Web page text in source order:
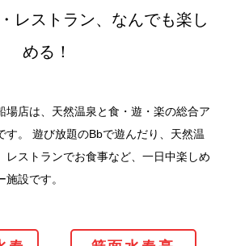
レストラン、なんでも楽し
める！
場店は、天然温泉と食・遊・楽の総合ア
す。 遊び放題のBbで遊んだり、天然温
レストランでお食事など、一日中楽しめ
設です。